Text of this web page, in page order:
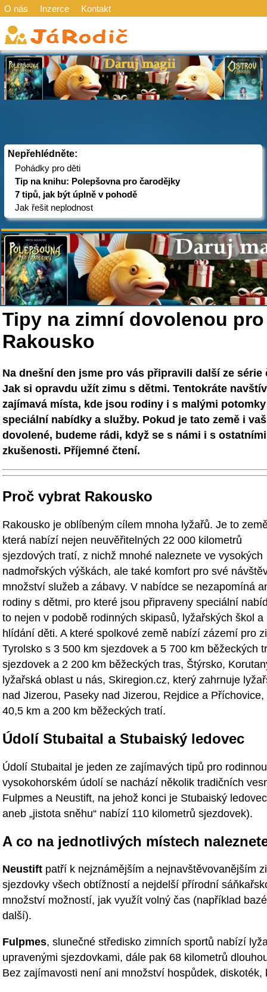
O nás Inzerce Kontakt
Nepřehlédněte:
Pohádky pro děti
Tip na knihu: Polepšovna pro čarodějky
7 tipů, jak být úplně v pohodě
Jak řešit neplodnost
Tipy na zimní dovolenou
Rakousko
Na dnešní den jsme pro vás připravili další ze série
Jak si opravdu užít zimu s dětmi. Tentokráte
zajímavá místa, kde jsou rodiny i s malými
speciální nabídky a služby. Pokud je tato země i
dovolené, budeme rádi, když se s námi i s
zkušenosti. Příjemné čtení.
Proč vybrat Rakousko
Rakousko je oblíbeným cílem mnoha lyžařů. Je to
která nabízí nejen neuvěřitelných 22 000 kilometrů
sjezdových tratí, z nichž mnohé naleznete ve vysokých
nadmořských výškách, ale také komfort pro své
množství služeb a zábavy. V nabídce se nezapomíná
rodiny s dětmi, pro které jsou připraveny speciální
to nejen v podobě rodinných skipasů, lyžařských škol a
hlídání děti. A které spolkové země nabízí zázemí pro
Tyrolsko s 3 500 km sjezdovek a 5 700 km běžeckých
sjezdovek a 2 200 km běžeckých tras, Štýrsko,
lyžařská oblast u nás, Skiregion.cz, který zahrnuje
nad Jizerou, Paseky nad Jizerou, Rejdice a
40,5 km a 200 km běžeckých tratí.
Údolí Stubaital a Stubaiský ledovec
Údolí Stubaital je jeden ze zajímavých tipů pro
vysokohorském údolí se nachází několik tradičních
Fulpmes a Neustift, na jehož konci je Stubaiský
aneb „jistota sněhu“ nabízí 110 kilometrů sjezdovek).
A co na jednotlivých místech
Neustift patří k nejznámějším a nejnavštěvovanějším
sjezdovky všech obtížností a nejdelší přírodní
množství možností, jak využít volný čas (například
další).
Fulpmes, slunečné středisko zimních sportů nabízí
upravenými sjezdovkami, dále pak 68 kilometrů
Bez zajímavosti není ani množství hospůdek, diskoték,